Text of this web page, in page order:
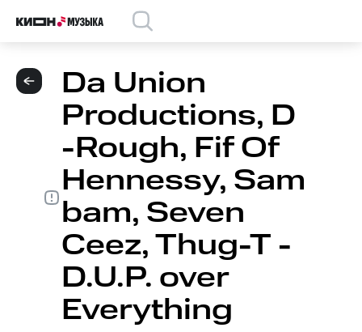
Da Union
Productions, D
-Rough, Fif Of
Hennessy, Sam
bam, Seven
Ceez, Thug-T -
D.U.P. over
Everything